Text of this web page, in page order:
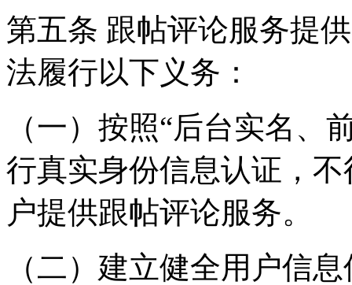
第五条 跟帖评论服务提
法履行以下义务：
（一）按照“后台实名、
行真实身份信息认证，
户提供跟帖评论服务。
（二）建立健全用户信